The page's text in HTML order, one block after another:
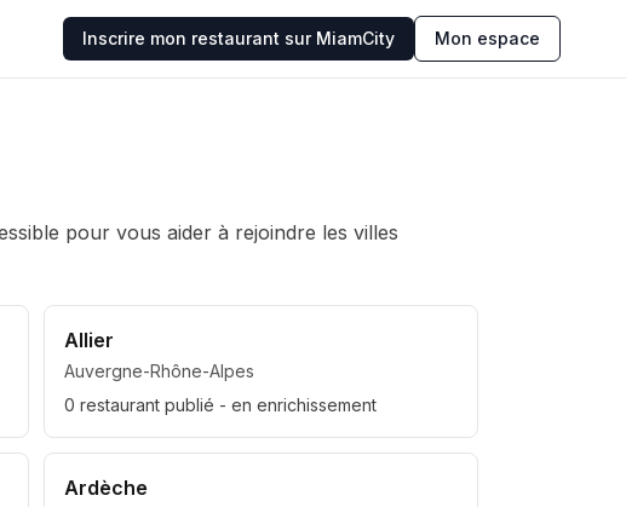
Inscrire mon restaurant sur MiamCity Mon espace
pour vous aider à rejoindre les villes
Allier
Auvergne-Rhône-Alpes
0 restaurant publié - en enrichissement
Ardèche